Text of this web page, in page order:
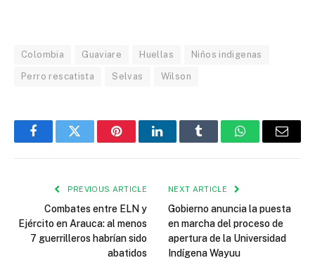
Colombia Guaviare Huellas Niños indigenas
Perro rescatista Selvas Wilson
FacebookTwitter PinterestLinkedInTumblr WhatsAppEmail
PREVIOUS ARTICLE
Combates entre ELN y
Ejército en Arauca: al menos
7 guerrilleros habrían sido
abatidos
NEXT ARTICLE
Gobierno anuncia la puesta
en marcha del proceso de
apertura de la Universidad
Indígena Wayuu